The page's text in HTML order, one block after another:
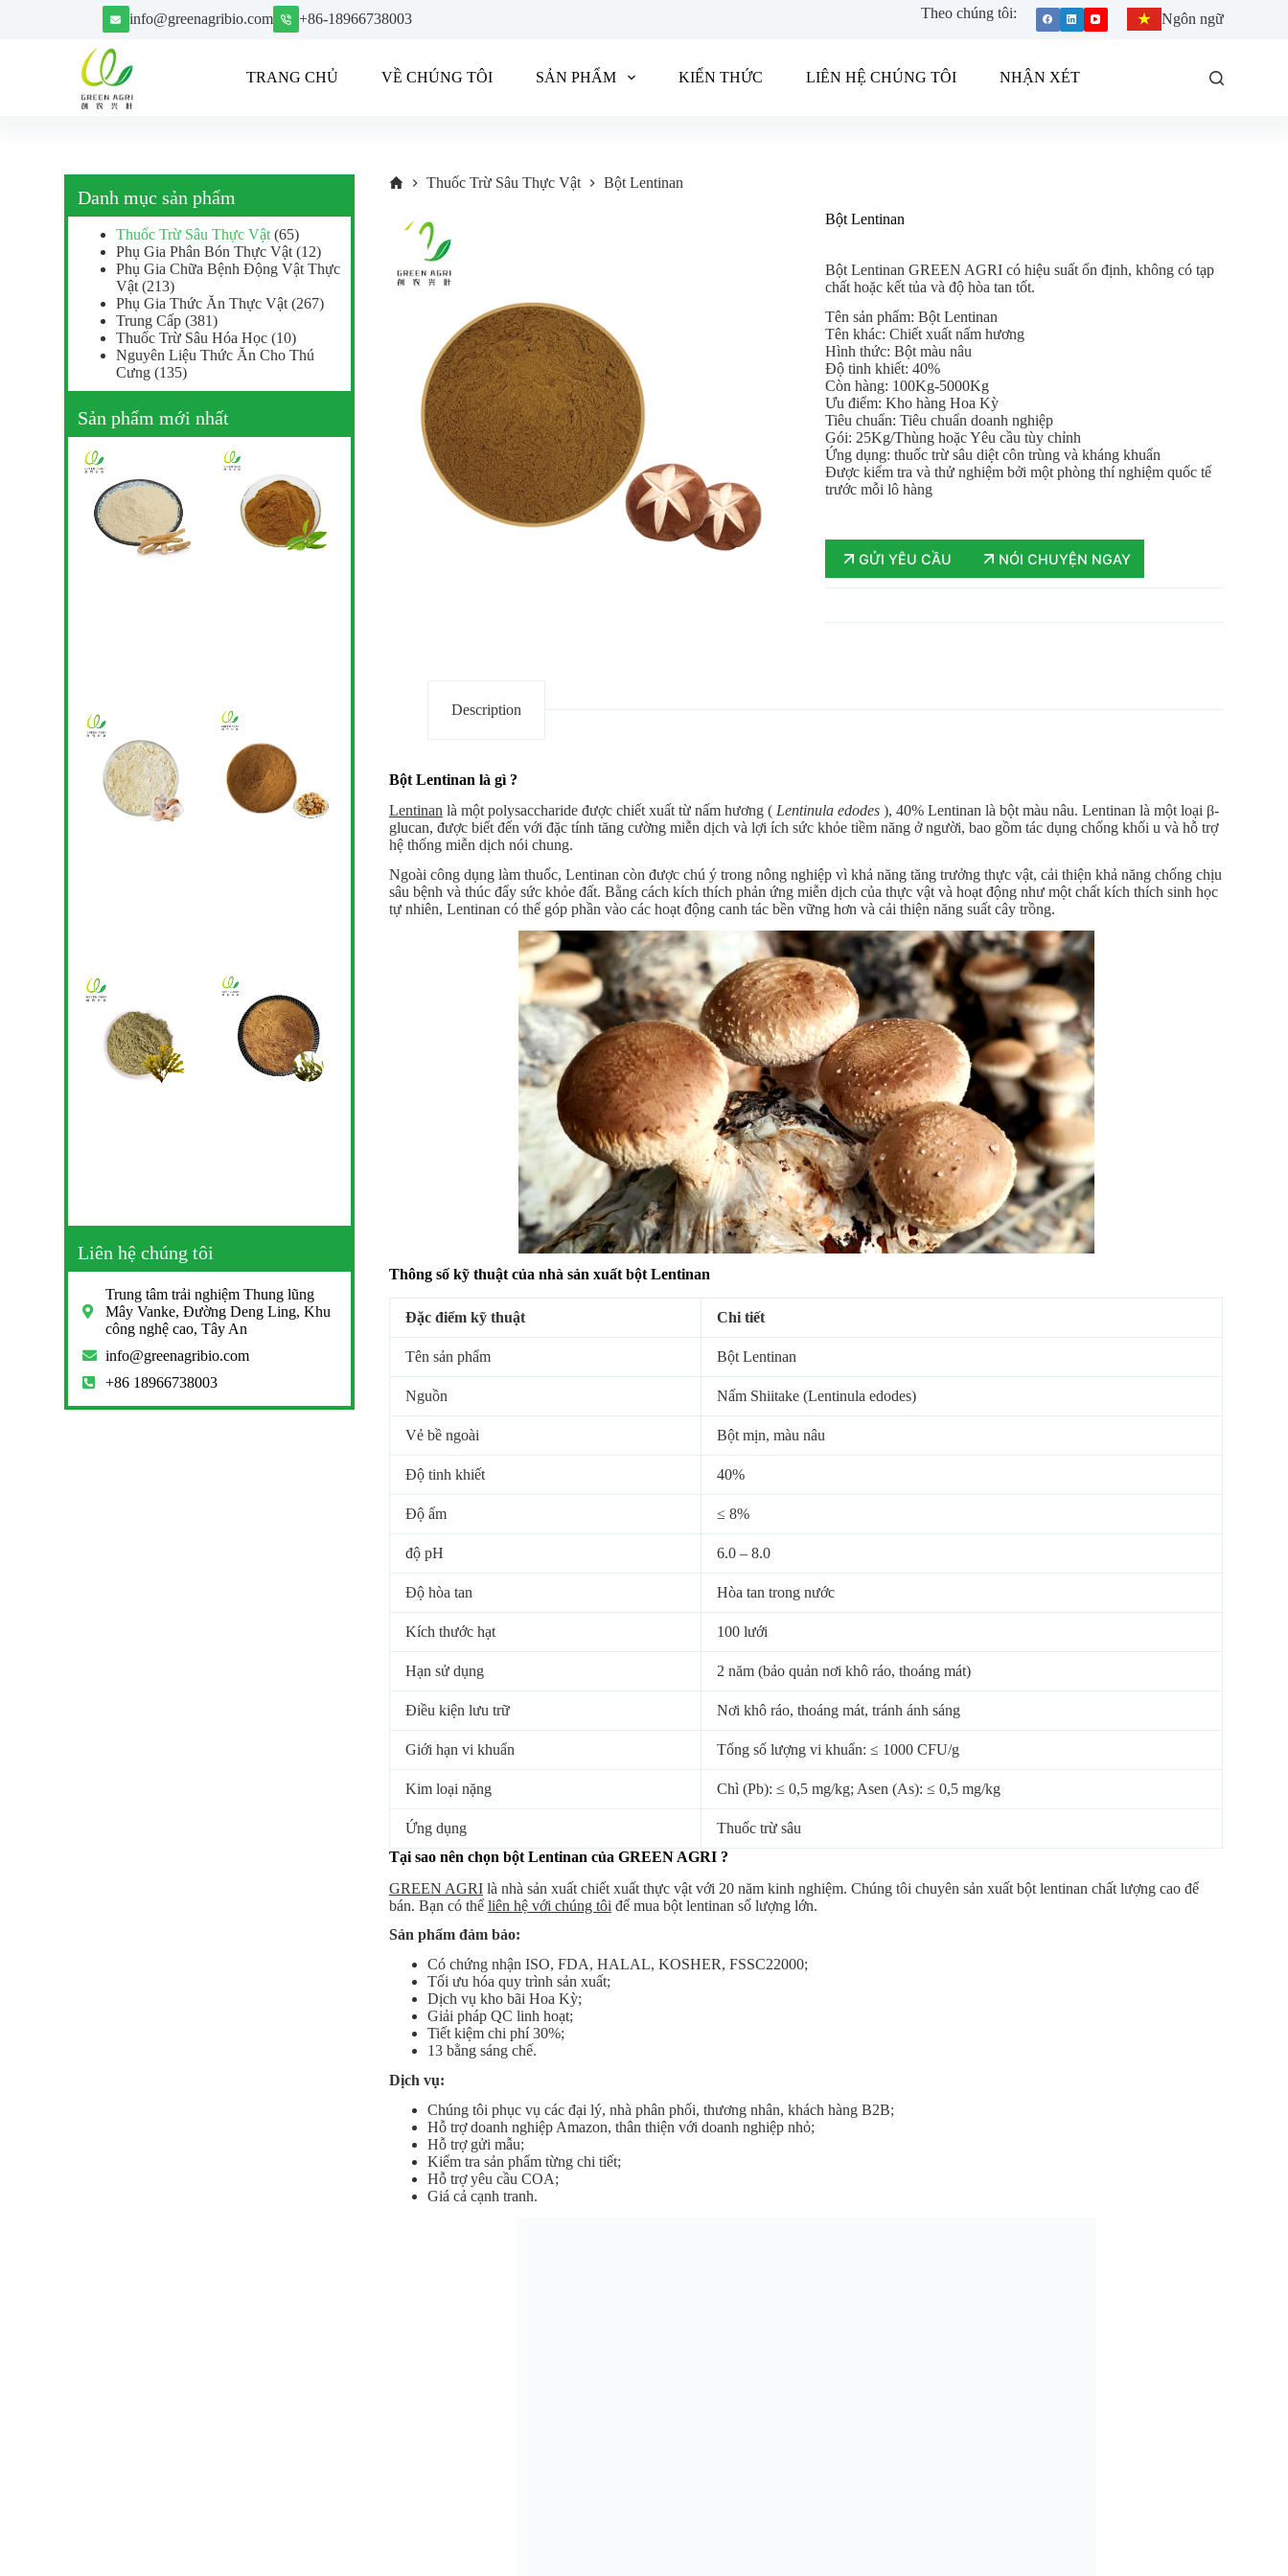
info@greenagribio.com +86-18966738003 Theo chúng tôi: Ngôn ngữ
TRANG CHỦ VỀ CHÚNG TÔI SẢN PHẨM KIẾN THỨC LIÊN HỆ CHÚNG TÔI NHẬN XÉT
Thuốc Trừ Sâu Thực Vật Bột Lentinan
Bột Lentinan
Bột Lentinan GREEN AGRI có hiệu suất ổn định, không có tạp
chất hoặc kết tủa và độ hòa tan tốt.
Tên sản phẩm: Bột Lentinan
Tên khác: Chiết xuất nấm hương
Hình thức: Bột màu nâu
Độ tinh khiết: 40%
Còn hàng: 100Kg-5000Kg
Ưu điểm: Kho hàng Hoa Kỳ
Tiêu chuẩn: Tiêu chuẩn doanh nghiệp
Gói: 25Kg/Thùng hoặc Yêu cầu tùy chỉnh
Ứng dụng: thuốc trừ sâu diệt côn trùng và kháng khuẩn
Được kiểm tra và thử nghiệm bởi một phòng thí nghiệm quốc tế
trước mỗi lô hàng
GỬI YÊU CẦU NÓI CHUYỆN NGAY
Description
Bột Lentinan là gì ?
Lentinan là một polysaccharide được chiết xuất từ ​​nấm hương ( Lentinula edodes), 40% Lentinan là bột màu nâu. Lentinan là một loại β-
glucan, được biết đến với đặc tính tăng cường miễn dịch và lợi ích sức khỏe tiềm năng ở người, bao gồm tác dụng chống khối u và hỗ trợ
hệ thống miễn dịch nói chung.
Ngoài công dụng làm thuốc, Lentinan còn được chú ý trong nông nghiệp vì khả năng tăng trưởng thực vật, cải thiện khả năng chống chịu
sâu bệnh và thúc đẩy sức khỏe đất. Bằng cách kích thích phản ứng miễn dịch của thực vật và hoạt động như một chất kích thích sinh học
tự nhiên, Lentinan có thể góp phần vào các hoạt động canh tác bền vững hơn và cải thiện năng suất cây trồng.
Thông số kỹ thuật của nhà sản xuất bột Lentinan
Đặc điểm kỹ thuật Chi tiết
Tên sản phẩm Bột Lentinan
Nguồn Nấm Shiitake (Lentinula edodes)
Vẻ bề ngoài Bột mịn, màu nâu
Độ tinh khiết 40%
Độ ẩm ≤ 8%
độ pH 6.0 – 8.0
Độ hòa tan Hòa tan trong nước
Kích thước hạt 100 lưới
Hạn sử dụng 2 năm (bảo quản nơi khô ráo, thoáng mát)
Điều kiện lưu trữ Nơi khô ráo, thoáng mát, tránh ánh sáng
Giới hạn vi khuẩn Tổng số lượng vi khuẩn: ≤ 1000 CFU/g
Kim loại nặng Chì (Pb): ≤ 0,5 mg/kg; Asen (As): ≤ 0,5 mg/kg
Ứng dụng
Thuốc trừ sâu
Tại sao nên chọn bột Lentinan của GREEN AGRI ?
GREEN AGRIlà nhà sản xuất chiết xuất thực vật với 20 năm kinh nghiệm. Chúng tôi chuyên sản xuất bột lentinan chất lượng cao để
bán. Bạn có thể liên hệ với chúng tôi để mua bột lentinan số lượng lớn.
Sản phẩm đảm bảo:
Có chứng nhận ISO, FDA, HALAL, KOSHER, FSSC22000;
Tối ưu hóa quy trình sản xuất;
Dịch vụ kho bãi Hoa Kỳ;
Giải pháp QC linh hoạt;
Tiết kiệm chi phí 30%;
13 bằng sáng chế.
Dịch vụ:
Chúng tôi phục vụ các đại lý, nhà phân phối, thương nhân, khách hàng B2B;
Hỗ trợ doanh nghiệp Amazon, thân thiện với doanh nghiệp nhỏ;
Hỗ trợ gửi mẫu;
Kiểm tra sản phẩm từng chi tiết;
Hỗ trợ yêu cầu COA;
Giá cả cạnh tranh.
Danh mục sản phẩm
Thuốc Trừ Sâu Thực Vật (65)
Phụ Gia Phân Bón Thực Vật (12)
Phụ Gia Chữa Bệnh Động Vật Thực
Vật (213)
Phụ Gia Thức Ăn Thực Vật (267)
Trung Cấp (381)
Thuốc Trừ Sâu Hóa Học (10)
Nguyên Liệu Thức Ăn Cho Thú
Cưng (135)
Sản phẩm mới nhất
Liên hệ chúng tôi
Trung tâm trải nghiệm Thung lũng
Mây Vanke, Đường Deng Ling, Khu
công nghệ cao, Tây An
info@greenagribio.com
+86 18966738003